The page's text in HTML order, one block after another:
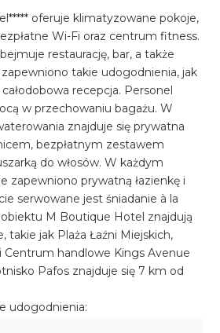
oferuje klimatyzowane pokoje,
Wi-Fi oraz centrum fitness.
restaurację, bar, a także
zapewniono takie udogodnienia, jak
recepcja. Personel
w przechowaniu bagażu. W
znajduje się prywatna
bezpłatnym zestawem
do włosów. W każdym
zapewniono prywatną łazienkę i
serwowane jest śniadanie à la
M Boutique Hotel znajdują
takie jak Plaża Łaźni Miejskich,
Centrum handlowe Kings Avenue
Pafos znajduje się 7 km od
udogodnienia: